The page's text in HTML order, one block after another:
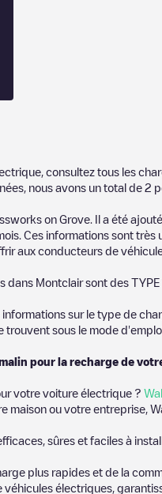
consultez tous les
nous avons un total de 2
on Grove . Il a été
Ces informations sont
aux conducteurs de
dans Montclairsont des TYPE
sur le type de
trouvent sous le mode
pour la recharge de
votre voiture électrique ?
ou votre entreprise,
sûres et faciles à
plus rapides et de la
électriques,